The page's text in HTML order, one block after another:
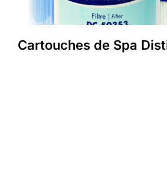
Cartouches de Spa